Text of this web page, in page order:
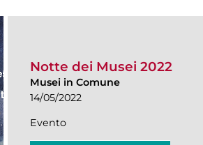
Notte dei Musei 2022
Musei in Comune
14/05/2022
Evento